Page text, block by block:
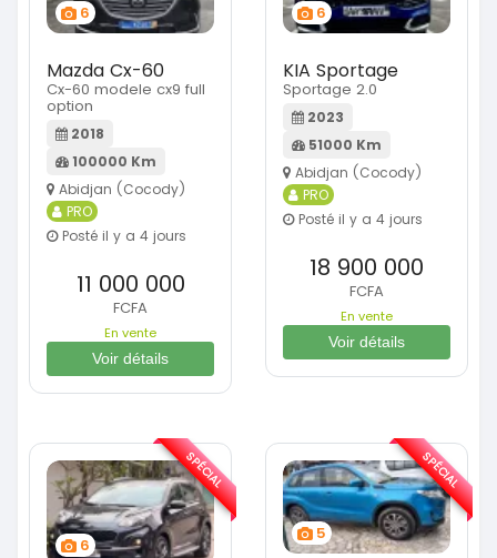
6
Mazda Cx-60
Cx-60 modele cx9 full
option
2018
100000 Km
Abidjan (Cocody)
PRO
Posté il y a 4 jours
11 000 000
FCFA
En vente
Voir détails
6
KIA Sportage
Sportage 2.0
2023
51000 Km
Abidjan (Cocody)
PRO
Posté il y a 4 jours
18 900 000
FCFA
En vente
Voir détails
6
SPÉCIAL
5
SPÉCIAL